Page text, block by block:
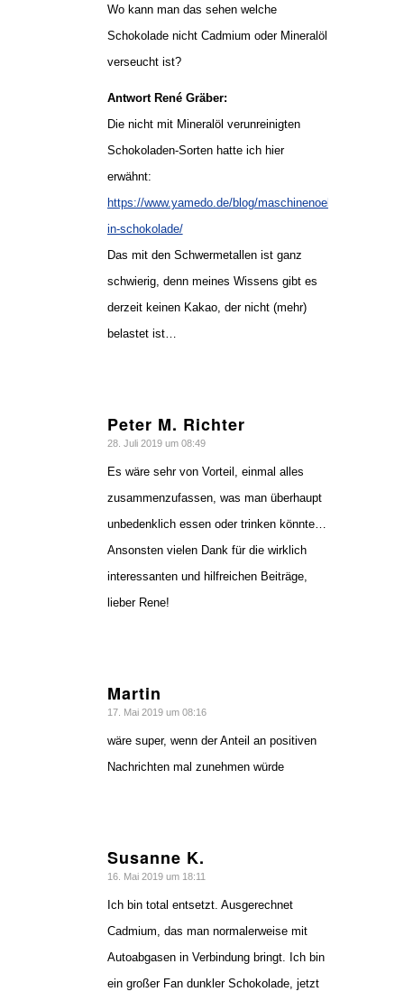
Wo kann man das sehen welche
Schokolade nicht Cadmium oder Mineralöl
verseucht ist?
Antwort René Gräber:
Die nicht mit Mineralöl verunreinigten
Schokoladen-Sorten hatte ich hier
erwähnt:
https://www.yamedo.de/blog/maschinenoel-
in-schokolade/
Das mit den Schwermetallen ist ganz
schwierig, denn meines Wissens gibt es
derzeit keinen Kakao, der nicht (mehr)
belastet ist…
Peter M. Richter
sagte:
28. Juli 2019 um 08:49
Es wäre sehr von Vorteil, einmal alles
zusammenzufassen, was man überhaupt
unbedenklich essen oder trinken könnte…
Ansonsten vielen Dank für die wirklich
interessanten und hilfreichen Beiträge,
lieber Rene!
Martin
sagte:
17. Mai 2019 um 08:16
wäre super, wenn der Anteil an positiven
Nachrichten mal zunehmen würde
Susanne K.
sagte:
16. Mai 2019 um 18:11
Ich bin total entsetzt. Ausgerechnet
Cadmium, das man normalerweise mit
Autoabgasen in Verbindung bringt. Ich bin
ein großer Fan dunkler Schokolade, jetzt